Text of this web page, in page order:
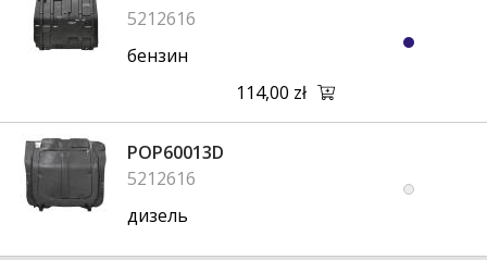
5212616
бензин
114,00 zł
POP60013D
5212616
дизель